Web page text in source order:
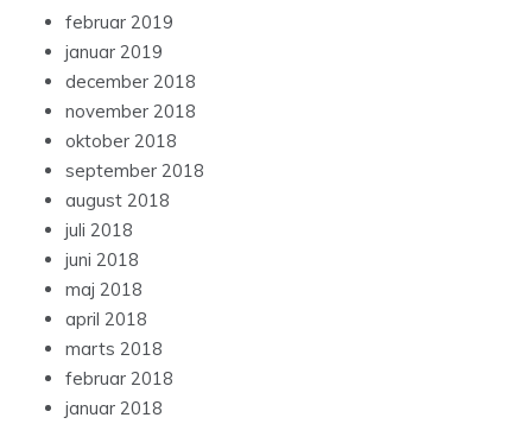
februar 2019
januar 2019
december 2018
november 2018
oktober 2018
september 2018
august 2018
juli 2018
juni 2018
maj 2018
april 2018
marts 2018
februar 2018
januar 2018